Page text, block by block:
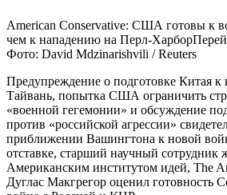
American Conservative: США готовы к
чем к нападению на Перл-
Фото: David Mdzinarishvili / Reuters
Предупреждение о подготовке Китая
Тайвань, попытка США ограничить
«военной гегемонии» и обсуждение
против «российской агрессии»
приближении Вашингтона к новой
отставке, старший научный сотрудник
Американским институтом идей, The
Дуглас Макгрегор оценил готовность